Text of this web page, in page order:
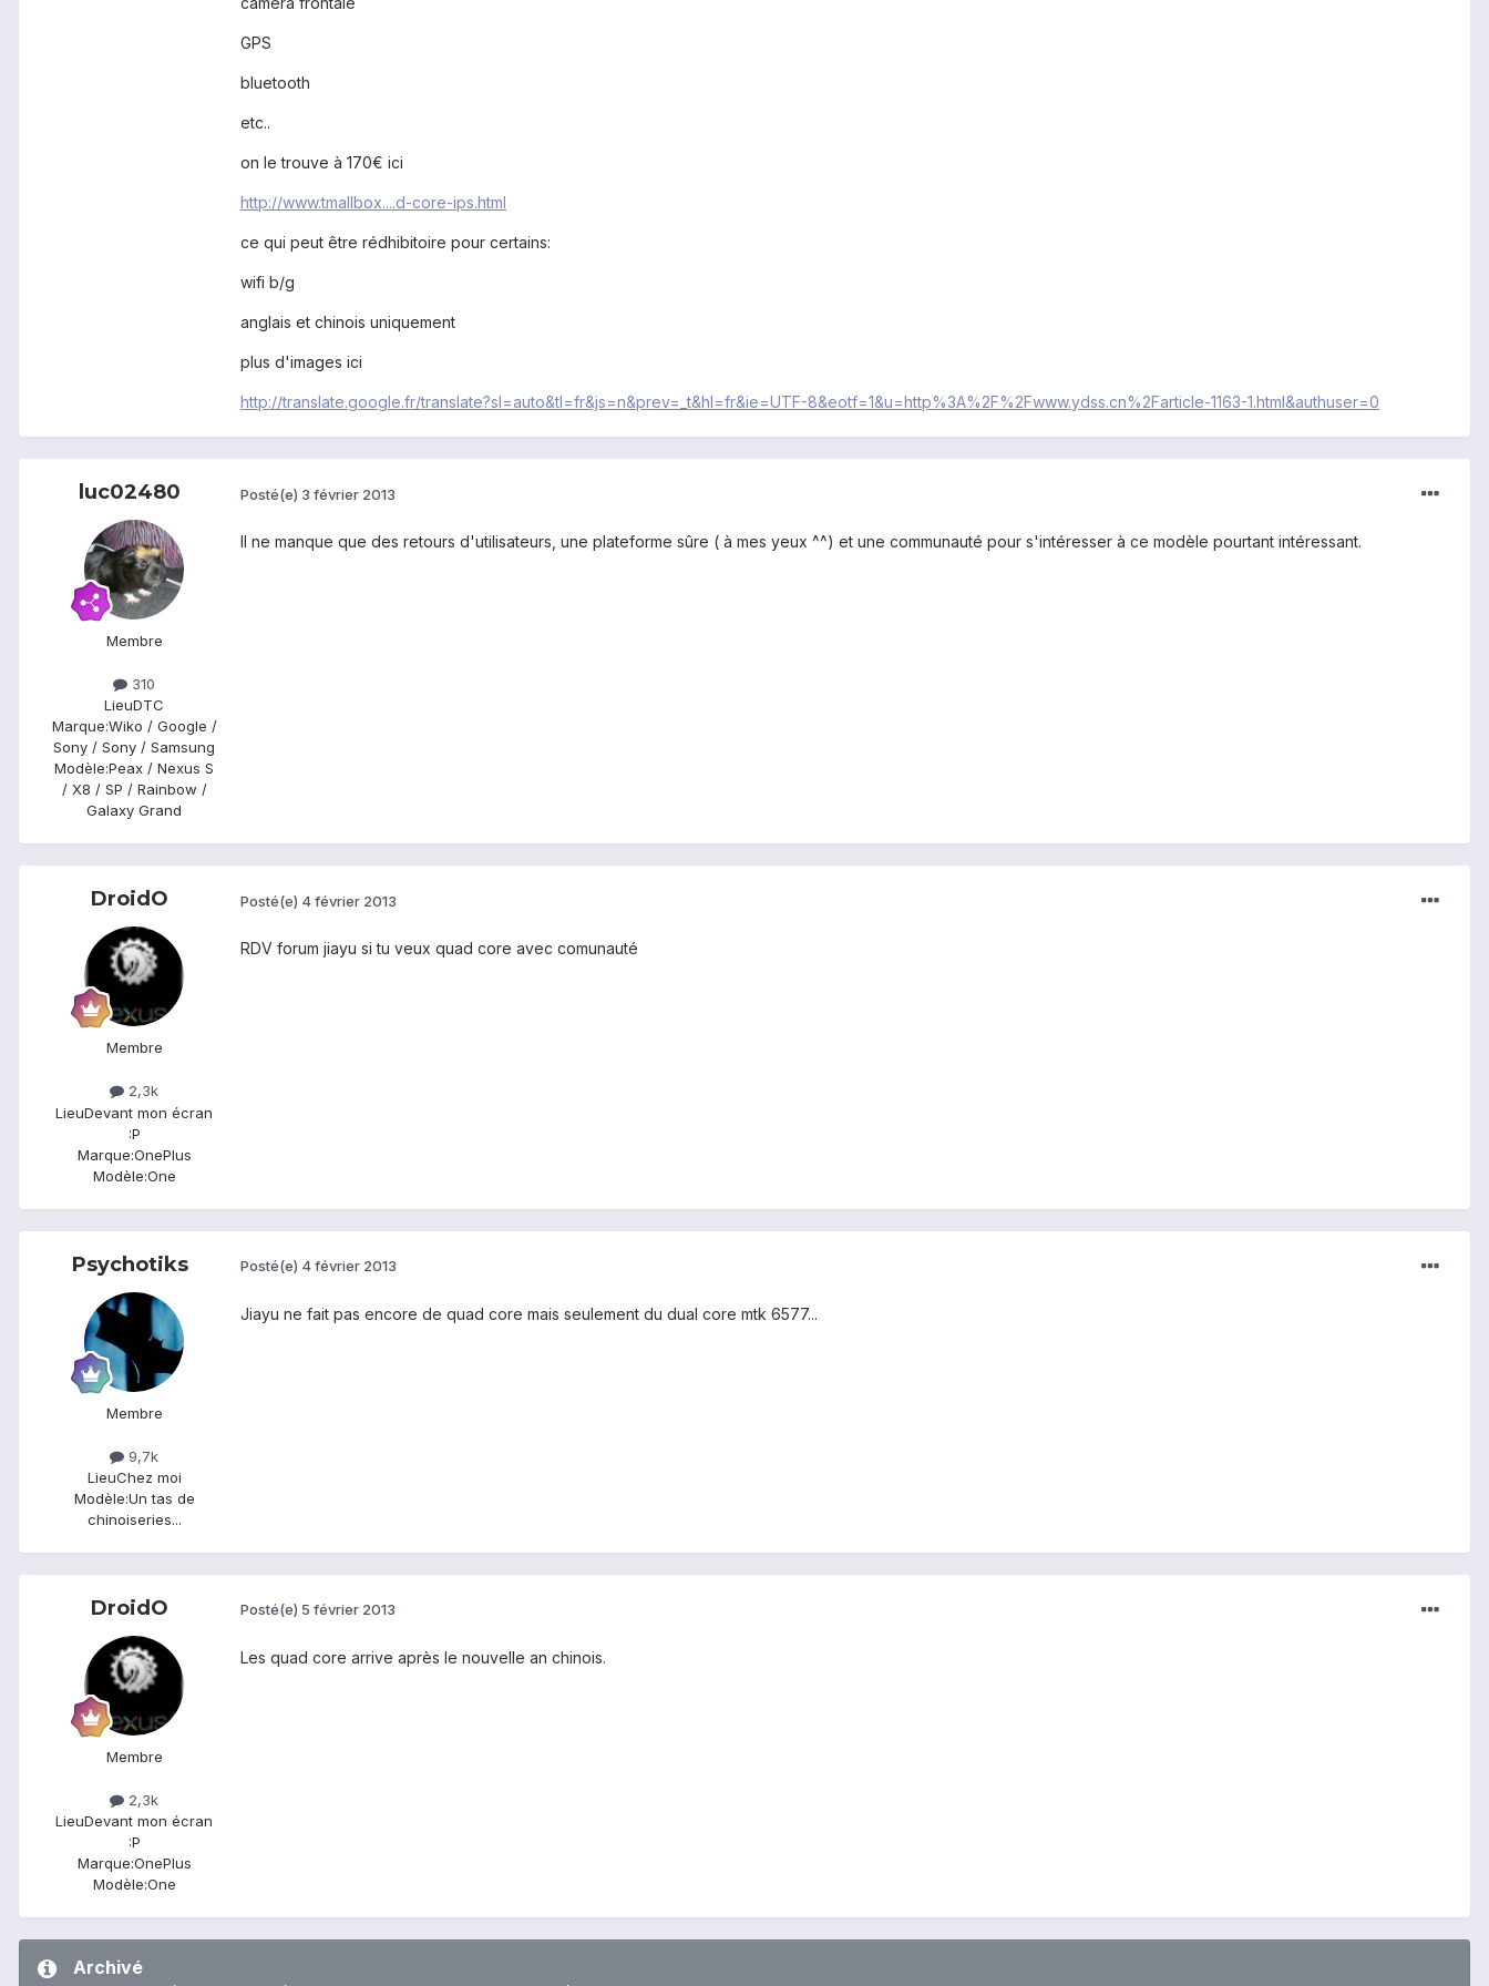
GPS
bluetooth
etc..
on le trouve à 170€ ici
http://www.tmallbox....d-core-ips.html
ce qui peut être rédhibitoire pour certains:
wifi b/g
anglais et chinois uniquement
plus d'images ici
http://translate.google.fr/translate?sl=auto&tl=fr&js=n&prev=_t&hl=fr&ie=UTF-8&eotf=1&u=http%3A%2F%2Fwww.ydss.cn%2Farticle-1163-1.html&authuser=0
luc02480
Membre
310
LieuDTC
Marque:Wiko / Google /
Sony / Sony / Samsung
Modèle:Peax / Nexus S
/ X8 / SP / Rainbow /
Galaxy Grand
Posté(e) 3 février 2013
Il ne manque que des retours d'utilisateurs, une plateforme sûre ( à mes yeux ^^) et une communauté pour s'intéresser à ce modèle pourtant intéressant.
DroidO
Membre
2,3k
LieuDevant mon écran
:P
Marque:OnePlus
Modèle:One
Posté(e) 4 février 2013
RDV forum jiayu si tu veux quad core avec comunauté
Psychotiks
Membre
9,7k
LieuChez moi
Modèle:Un tas de
chinoiseries...
Posté(e) 4 février 2013
Jiayu ne fait pas encore de quad core mais seulement du dual core mtk 6577...
DroidO
Membre
2,3k
LieuDevant mon écran
:P
Marque:OnePlus
Modèle:One
Posté(e) 5 février 2013
Les quad core arrive après le nouvelle an chinois.
Archivé